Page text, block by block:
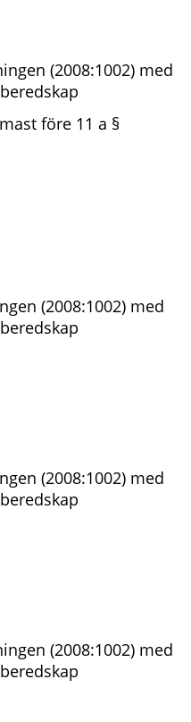
(2008:1002) med
före 11 a §
(2008:1002) med
(2008:1002) med
(2008:1002) med